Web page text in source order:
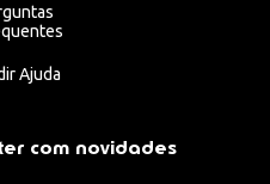
Ajuda
com novidades